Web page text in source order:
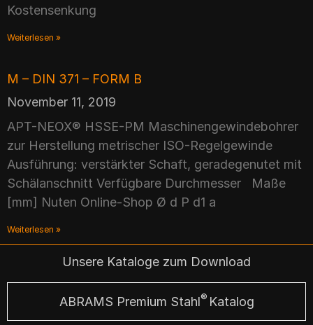
Kostensenkung
Weiterlesen »
M – DIN 371 – FORM B
November 11, 2019
APT-NEOX® HSSE-PM Maschinengewindebohrer
zur Herstellung metrischer ISO-Regelgewinde
Ausführung: verstärkter Schaft, geradegenutet mit
Schälanschnitt Verfügbare Durchmesser Maße
[mm] Nuten Online-Shop Ø d P d1 a
Weiterlesen »
Unsere Kataloge zum Download
ABRAMS Premium Stahl® Katalog